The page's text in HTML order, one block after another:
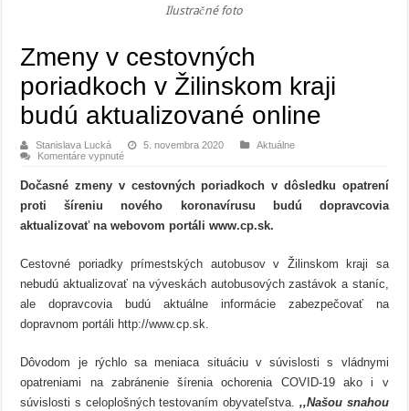
Ilustračné foto
Zmeny v cestovných
poriadkoch v Žilinskom kraji
budú aktualizované online
Stanislava Lucká 5. novembra 2020
Aktuálne
Komentáre vypnuténa
cestovných
poriadkoch
v
Žilinskom
kraji
online
Dočasné zmeny v cestovných poriadkoch v dôsledku opatrení
proti šíreniu nového koronavírusu budú dopravcovia
aktualizovať na webovom portáli www.cp.sk.
Cestovné poriadky prímestských autobusov v Žilinskom kraji sa
nebudú aktualizovať na výveskách autobusových zastávok a staníc,
ale dopravcovia budú aktuálne informácie zabezpečovať na
dopravnom portáli http://www.cp.sk.
Dôvodom je rýchlo sa meniaca situáciu v súvislosti s vládnymi
opatreniami na zabránenie šírenia ochorenia COVID-19 ako i v
súvislosti s celoplošných testovaním obyvateľstva. ,,Našou snahou